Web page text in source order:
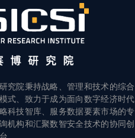
究院秉持战略、管理和技术的综合
式、致力于成为面向数字经济时代
科技智库、服务数据要素市场的专
机构和汇聚数智安全技术的协同创